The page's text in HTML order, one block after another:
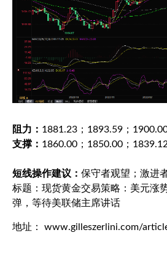
阻力： 1881.23；1893.59；
支撑： 1860.00；1850.00；
短线操作建议： 保守者观望；激进
标题：现货黄金交易策略：美元涨
弹，等待美联储主席讲话
地址： www.gilleszerlini.com/